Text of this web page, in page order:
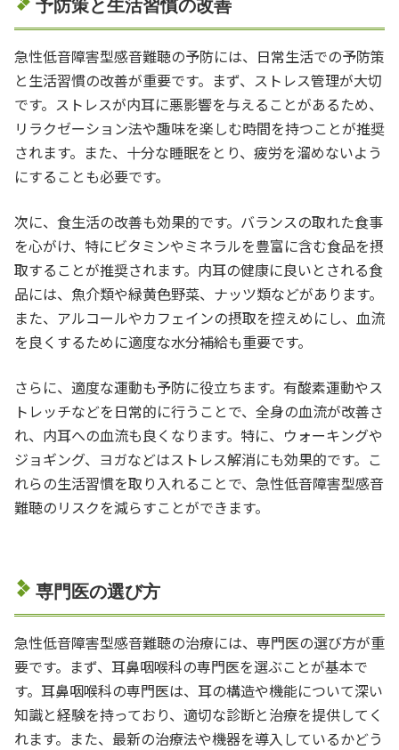
予防策と生活習慣の改善
急性低音障害型感音難聴の予防には、日常生活での予防策
と生活習慣の改善が重要です。まず、ストレス管理が大切
です。ストレスが内耳に悪影響を与えることがあるため、
リラクゼーション法や趣味を楽しむ時間を持つことが推奨
されます。また、十分な睡眠をとり、疲労を溜めないよう
にすることも必要です。
次に、食生活の改善も効果的です。バランスの取れた食事
を心がけ、特にビタミンやミネラルを豊富に含む食品を摂
取することが推奨されます。内耳の健康に良いとされる食
品には、魚介類や緑黄色野菜、ナッツ類などがあります。
また、アルコールやカフェインの摂取を控えめにし、血流
を良くするために適度な水分補給も重要です。
さらに、適度な運動も予防に役立ちます。有酸素運動やス
トレッチなどを日常的に行うことで、全身の血流が改善さ
れ、内耳への血流も良くなります。特に、ウォーキングや
ジョギング、ヨガなどはストレス解消にも効果的です。こ
れらの生活習慣を取り入れることで、急性低音障害型感音
難聴のリスクを減らすことができます。
専門医の選び方
急性低音障害型感音難聴の治療には、専門医の選び方が重
要です。まず、耳鼻咽喉科の専門医を選ぶことが基本で
す。耳鼻咽喉科の専門医は、耳の構造や機能について深い
知識と経験を持っており、適切な診断と治療を提供してく
れます。また、最新の治療法や機器を導入しているかどう